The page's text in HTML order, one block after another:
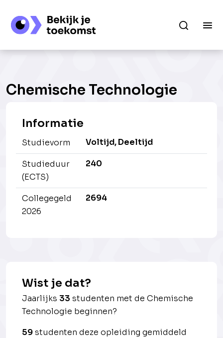
Chemische Technologie
Informatie
Studievorm Voltijd, Deeltijd
Studieduur
(ECTS)
240
Collegegeld
2026
2694
Wist je dat?
Jaarlijks 33 studenten met de Chemische
Technologie beginnen?
59studenten deze opleiding gemiddeld